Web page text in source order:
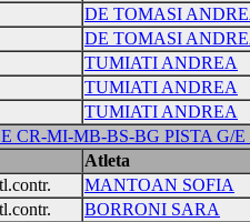
DE TOMASI
DE TOMASI
TUMIATI ANDREA
TUMIATI ANDREA
TUMIATI ANDREA
CR-MI-MB-BS-BG PISTA G/E
Atleta
MANTOAN SOFIA
BORRONI SARA